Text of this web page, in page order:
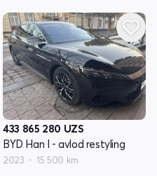
433 865 280 UZS
BYD Han I - avlod restyling
2023 15 500 km